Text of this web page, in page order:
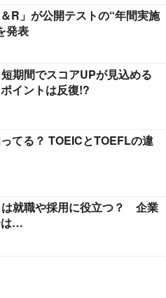
＆R」が公開テストの“年間実施
発表
短期間でスコアUPが見込める
イントは反復!?
ってる？ TOEICとTOEFLの違
は就職や採用に役立つ？ 企業
は…